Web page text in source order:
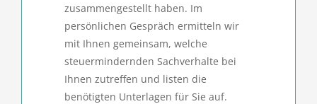
zusammengestellt haben. Im
persönlichen Gespräch ermitteln wir
mit Ihnen gemeinsam, welche
steuermindernden Sachverhalte bei
Ihnen zutreffen und listen die
benötigten Unterlagen für Sie auf.